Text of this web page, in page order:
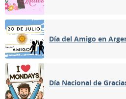
Día del Amigo en
Día Nacional de